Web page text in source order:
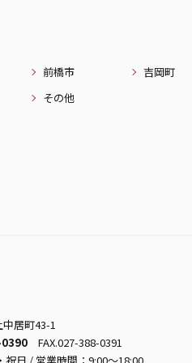
前橋市
吉岡町
その他
居町43-1
FAX.027-388-0391